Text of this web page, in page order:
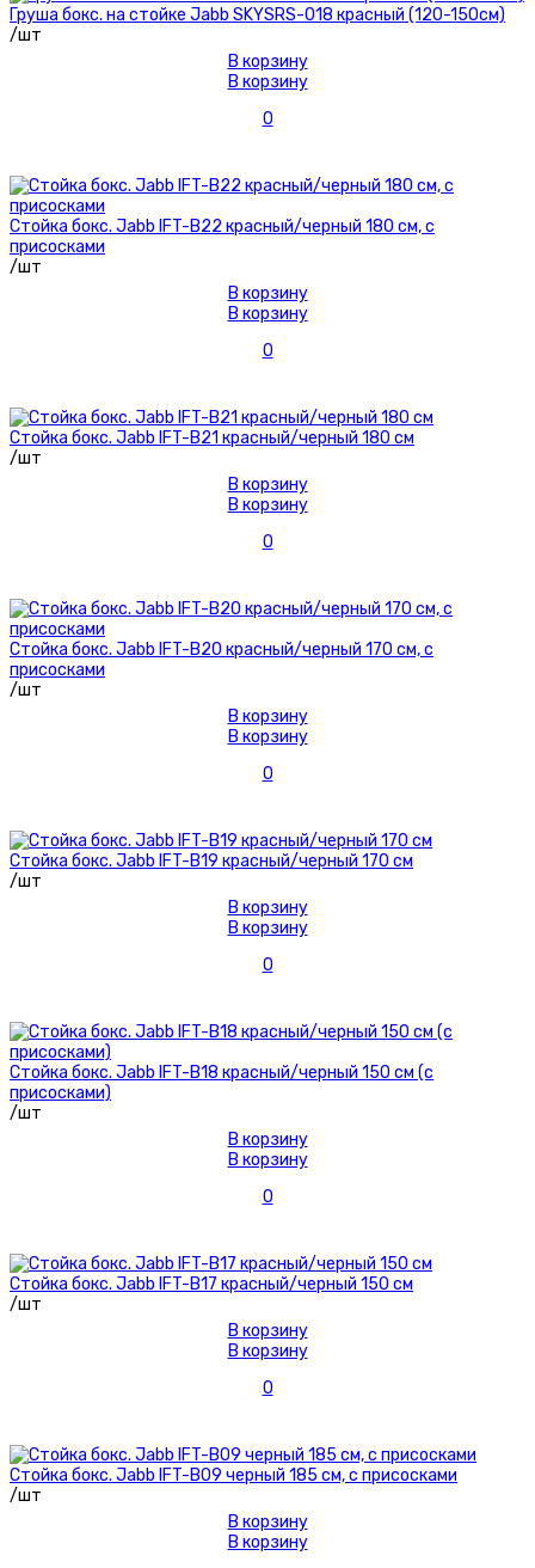
Груша бокс. на стойке Jabb SKYSRS-018 красный (120-150см)
/шт
В корзину
В корзину
0
Стойка бокс. Jabb IFT-B22 красный/черный 180 см, с
присосками
/шт
В корзину
В корзину
0
Стойка бокс. Jabb IFT-B21 красный/черный 180 см
/шт
В корзину
В корзину
0
Стойка бокс. Jabb IFT-B20 красный/черный 170 см, с
присосками
/шт
В корзину
В корзину
0
Стойка бокс. Jabb IFT-B19 красный/черный 170 см
/шт
В корзину
В корзину
0
Стойка бокс. Jabb IFT-B18 красный/черный 150 см (с
присосками)
/шт
В корзину
В корзину
0
Стойка бокс. Jabb IFT-B17 красный/черный 150 см
/шт
В корзину
В корзину
0
Стойка бокс. Jabb IFT-B09 черный 185 см, с присосками
/шт
В корзину
В корзину